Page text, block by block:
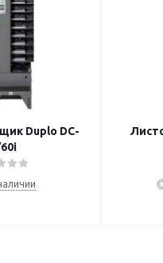
Duplo DC-